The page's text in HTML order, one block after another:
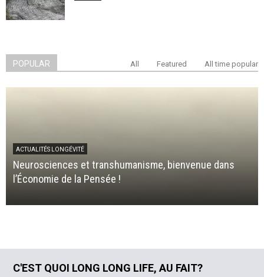
POPULAR All Featured All time popular
ACTUALITÉS LONGÉVITÉ
Neurosciences et transhumanisme, bienvenue dans
l’Économie de la Pensée !
C'EST QUOI LONG LONG LIFE, AU FAIT?